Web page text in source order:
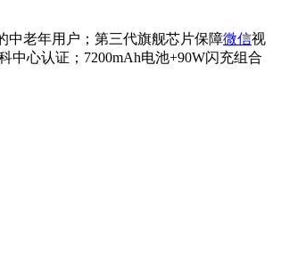
中老年用户；第三代旗舰芯片保障微信视
心认证；7200mAh电池+90W闪充组合